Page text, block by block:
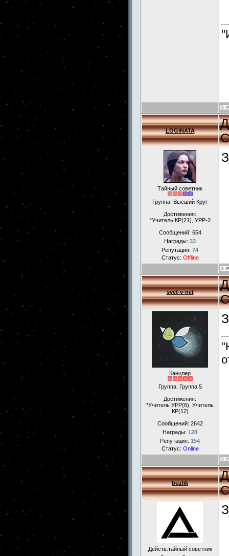
LOGINATA
Тайный советник
Группа: Высший Круг
Достижения:
*Учитель КР(21), УРР-2
Сообщений: 654
Награды: 33
Репутация: 74
Статус: Offline
svet-v-net
Канцлер
Группа: Группа 5
Достижения:
*Учитель УРР(6), Учитель
КР(12)
Сообщений: 2642
Награды: 128
Репутация: 154
Статус: Online
buzlik
Действ.тайный советник